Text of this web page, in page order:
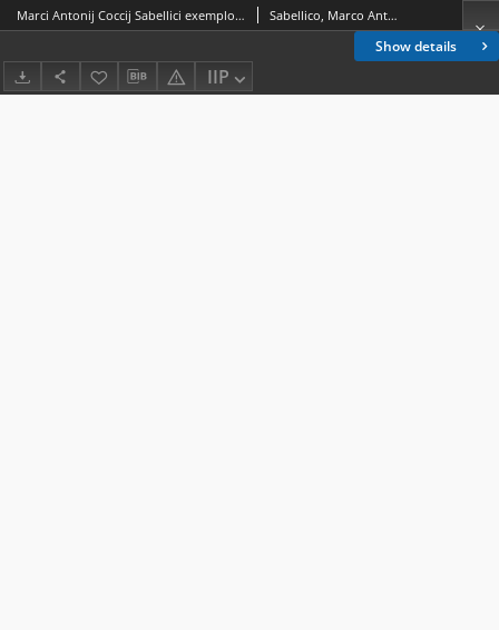
Show details
IIP
Marci Antonij Coccij Sabellici exemplorum libri decem: ordine elegantia et vtilitate prestantissimi Sabellico, Marco Antonio (1436-1506)